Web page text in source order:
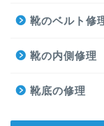
靴のベルト修
靴の内側修理
靴底の修理